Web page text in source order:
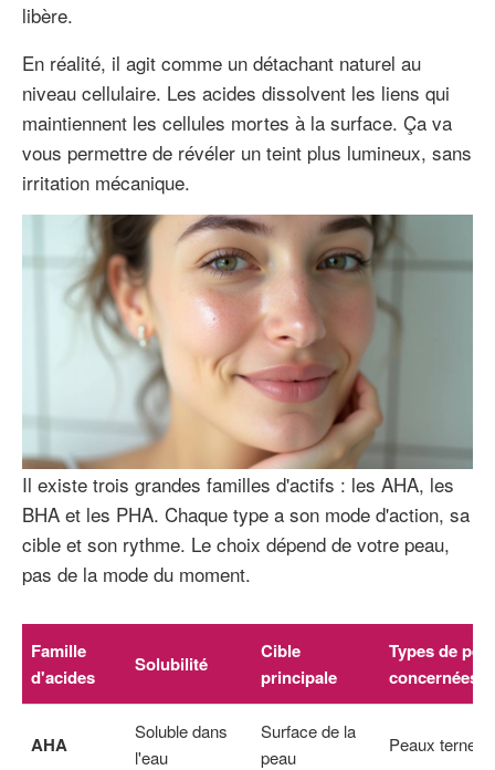
libère.
En réalité, il agit comme un détachant naturel au
niveau cellulaire. Les acides dissolvent les liens qui
maintiennent les cellules mortes à la surface. Ça va
vous permettre de révéler un teint plus lumineux, sans
irritation mécanique.
Il existe trois grandes familles d'actifs : les AHA, les
BHA et les PHA. Chaque type a son mode d'action, sa
cible et son rythme. Le choix dépend de votre peau,
pas de la mode du moment.
Famille
d'acides
Solubilité
Cible
principale
Types de
concernées
AHA
Soluble dans
l'eau
Surface de la
peau
Peaux ternes